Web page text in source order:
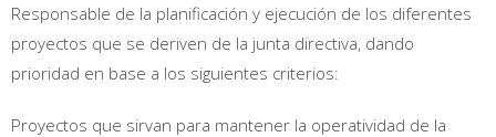
Responsable de la planificación y ejecución de los diferentes
proyectos que se deriven de la junta directiva, dando
prioridad en base a los siguientes criterios:
Proyectos que sirvan para mantener la operatividad de la